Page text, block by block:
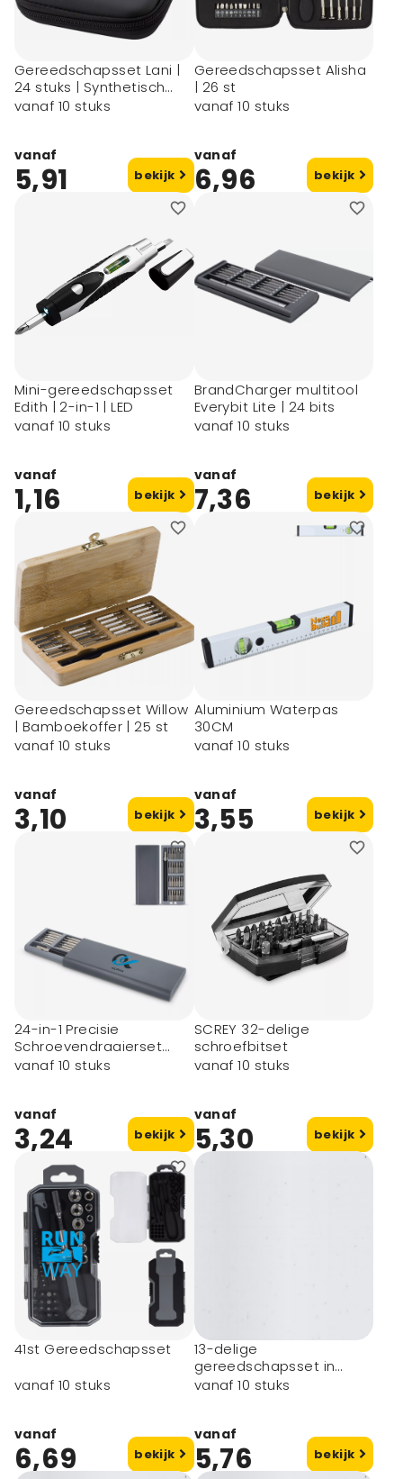
Gereedschapsset Lani |
24 stuks | Synthetisch
etui
vanaf 10 stuks
vanaf
5,91 bekijk
Gereedschapsset Alisha
| 26 st
vanaf 10 stuks
vanaf
6,96 bekijk
Mini-gereedschapsset
Edith | 2-in-1 | LED
vanaf 10 stuks
vanaf
1,16 bekijk
BrandCharger multitool
Everybit Lite | 24 bits
vanaf 10 stuks
vanaf
7,36 bekijk
Gereedschapsset Willow
| Bamboekoffer | 25 st
vanaf 10 stuks
vanaf
3,10 bekijk
Aluminium Waterpas
30CM
vanaf 10 stuks
vanaf
3,55 bekijk
24-in-1 Precisie
Schroevendraaierset
met organizer
vanaf 10 stuks
vanaf
3,24 bekijk
SCREY 32-delige
schroefbitset
vanaf 10 stuks
vanaf
5,30 bekijk
41st Gereedschapsset
vanaf 10 stuks
vanaf
6,69 bekijk
13-delige
gereedschapsset in
bamboe doos
vanaf 10 stuks
vanaf
5,76 bekijk